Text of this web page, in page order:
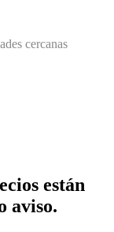
cercanas
están
aviso.